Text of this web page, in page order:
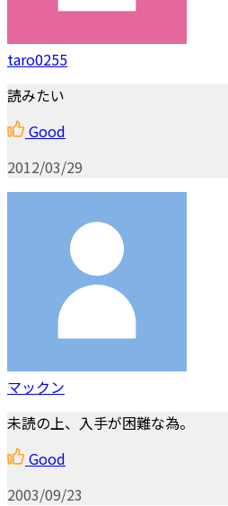
taro0255
読みたい
Good
2012/03/29
マックン
未読の上、入手が困難な為。
Good
2003/09/23